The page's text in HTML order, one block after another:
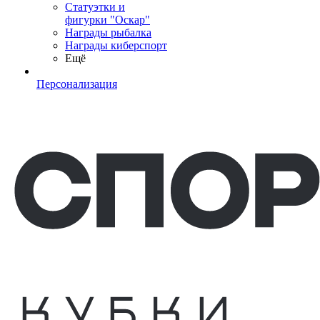
Статуэтки и
фигурки "Оскар"
Награды рыбалка
Награды киберспорт
Ещё
Персонализация